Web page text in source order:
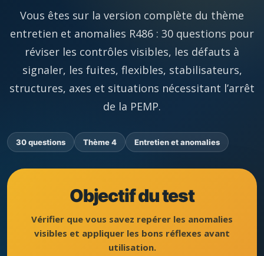
Vous êtes sur la version complète du thème
entretien et anomalies R486 : 30 questions pour
réviser les contrôles visibles, les défauts à
signaler, les fuites, flexibles, stabilisateurs,
structures, axes et situations nécessitant l’arrêt
de la PEMP.
30 questions Thème 4 Entretien et anomalies
Objectif du test
Vérifier que vous savez repérer les anomalies
visibles et appliquer les bons réflexes avant
utilisation.